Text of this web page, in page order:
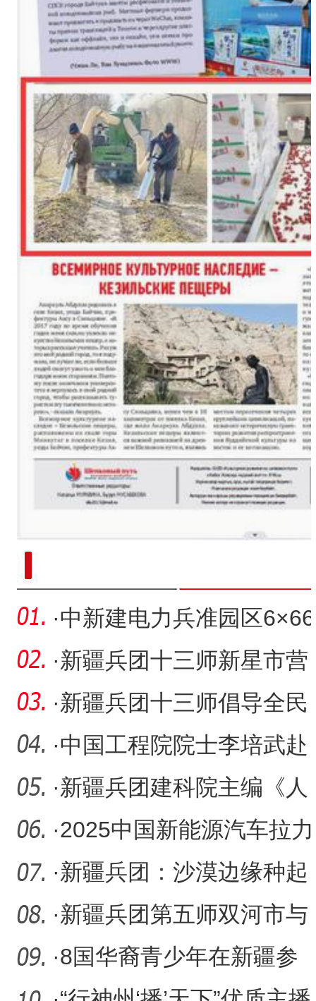
中国新疆国际民族舞蹈节落
·中新建电力兵准园区6×66
万千瓦煤电项目开工
·新疆兵团十三师新星市营
商环境持续升级
·新疆兵团十三师倡导全民
阅读 共建书香社会
·中国工程院院士李培武赴
团场考察 实地调研arc生
·新疆兵团建科院主编《人
工砂应用技术标准》正式
实
·2025中国新能源汽车拉力
锦标赛新疆博州·双河站开
·新疆兵团：沙漠边缘种起
生态“金矿”
·新疆兵团第五师双河市与
新疆社会科学院共建边疆
·8国华裔青少年在新疆参